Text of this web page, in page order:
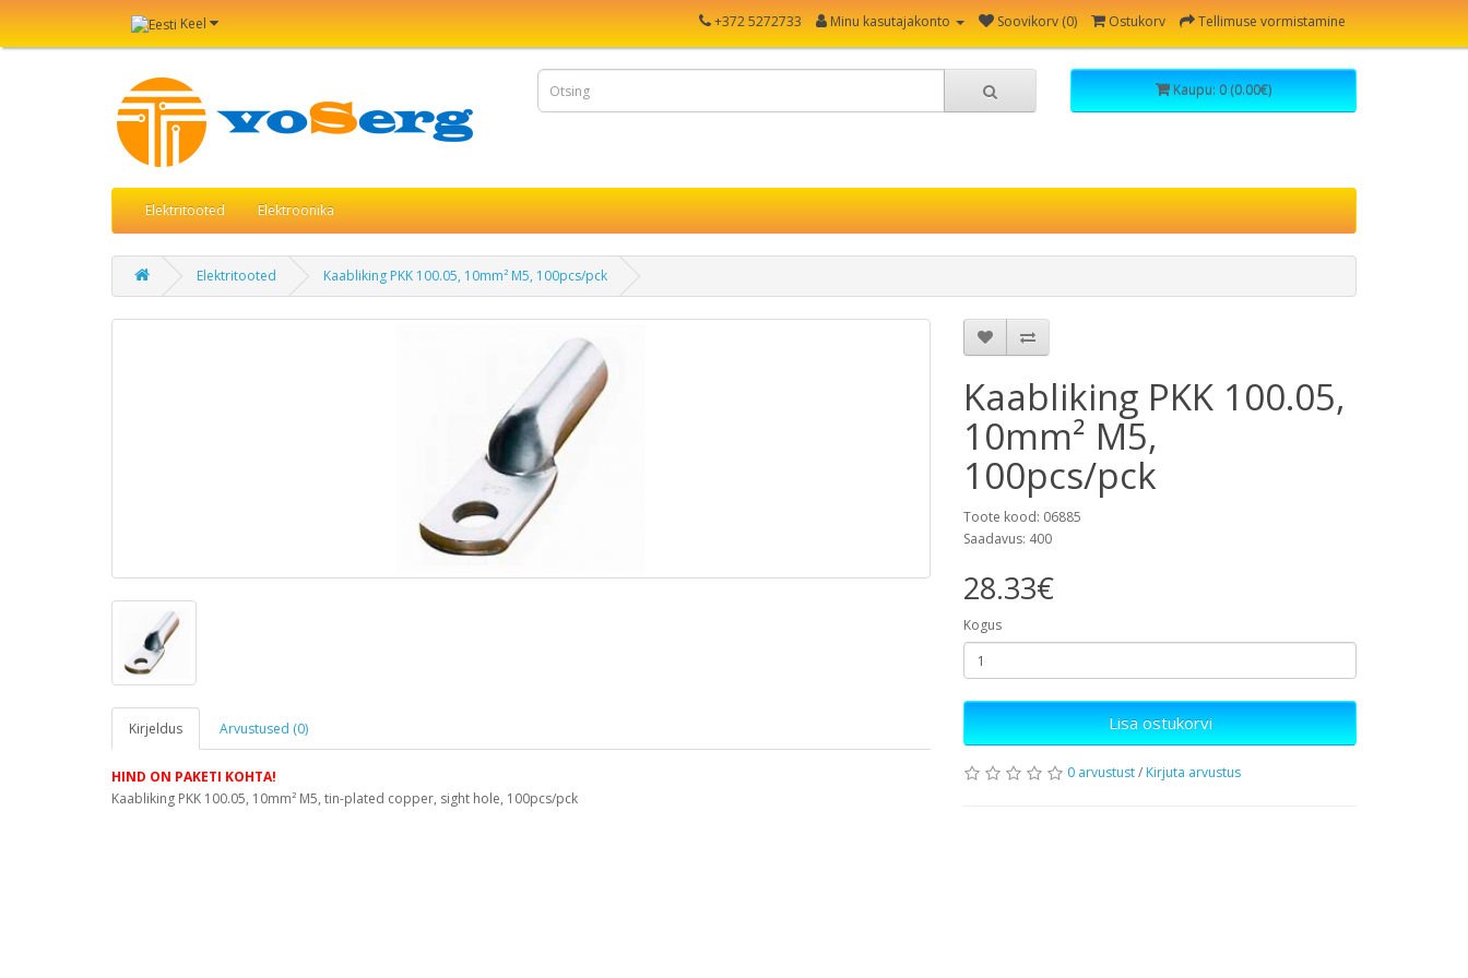
Keel +372 5272733 Minu kasutajakonto Soovikorv (0) Ostukorv Tellimuse vormistamine
Kaupu: 0 (0.00€)
Elektritooted Elektroonika
Elektritooted Kaabliking PKK 100.05, 10mm² M5, 100pcs/pck
Kirjeldus Arvustused (0)
HIND ON PAKETI KOHTA!
Kaabliking PKK 100.05, 10mm² M5, tin-plated copper, sight hole, 100pcs/pck
Kaabliking PKK 100.05,
10mm² M5,
100pcs/pck
Toote kood: 06885
Saadavus: 400
28.33€
Kogus
Lisa ostukorvi
0 arvustust/ Kirjuta arvustus